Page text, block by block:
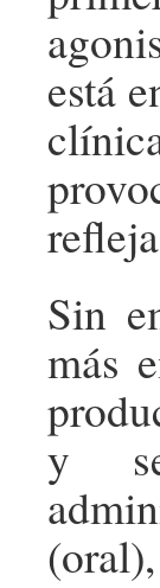
está
Sin
más
y